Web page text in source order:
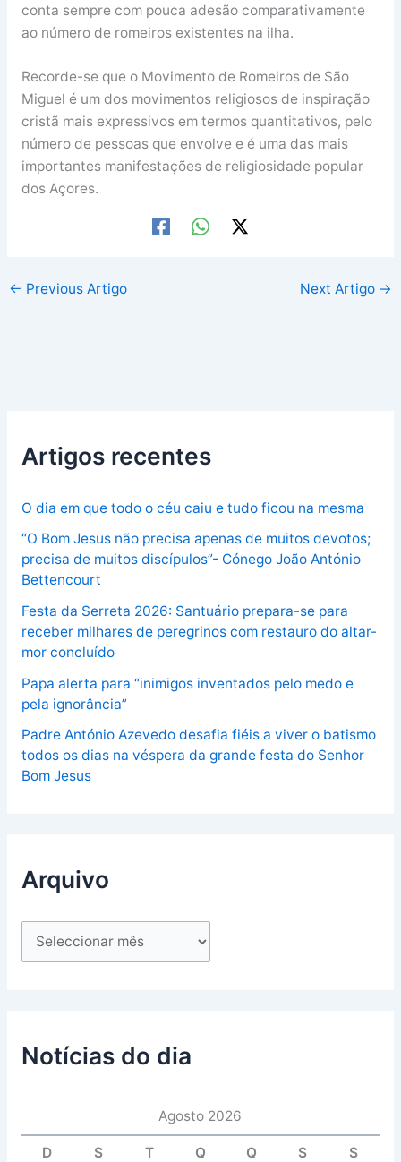
conta sempre com pouca adesão comparativamente
ao número de romeiros existentes na ilha.
Recorde-se que o Movimento de Romeiros de São
Miguel é um dos movimentos religiosos de inspiração
cristã mais expressivos em termos quantitativos, pelo
número de pessoas que envolve e é uma das mais
importantes manifestações de religiosidade popular
dos Açores.
← Previous Artigo Next Artigo →
Artigos recentes
O dia em que todo o céu caiu e tudo ficou na mesma
“O Bom Jesus não precisa apenas de muitos devotos;
precisa de muitos discípulos”- Cónego João António
Bettencourt
Festa da Serreta 2026: Santuário prepara-se para
receber milhares de peregrinos com restauro do altar-
mor concluído
Papa alerta para “inimigos inventados pelo medo e
pela ignorância”
Padre António Azevedo desafia fiéis a viver o batismo
todos os dias na véspera da grande festa do Senhor
Bom Jesus
Arquivo
Notícias do dia
Agosto 2026
D S T Q Q S S